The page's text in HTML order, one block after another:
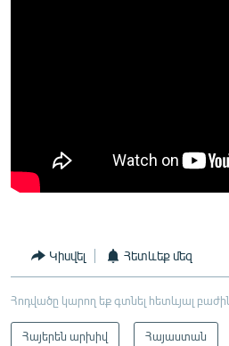
Կիսվել Հետևեք մեզ
Հոդվածը կարող եք գտնել հետևյալ
Հայերեն արխիվ Հայաստան